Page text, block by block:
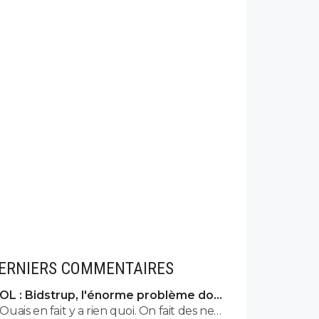
COMMENTAIRES
OL : Bidstrup, l'énorme problème dont
personne n'ose parler
Ouais en fait y a rien quoi. On fait des news